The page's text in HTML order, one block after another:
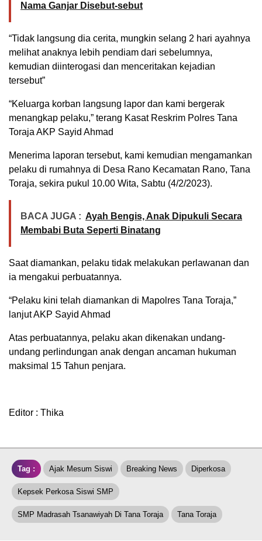
Nama Ganjar Disebut-sebut
“Tidak langsung dia cerita, mungkin selang 2 hari ayahnya
melihat anaknya lebih pendiam dari sebelumnya,
kemudian diinterogasi dan menceritakan kejadian
tersebut”
“Keluarga korban langsung lapor dan kami bergerak
menangkap pelaku,” terang Kasat Reskrim Polres Tana
Toraja AKP Sayid Ahmad
Menerima laporan tersebut, kami kemudian mengamankan
pelaku di rumahnya di Desa Rano Kecamatan Rano, Tana
Toraja, sekira pukul 10.00 Wita, Sabtu (4/2/2023).
BACA JUGA : Ayah Bengis, Anak Dipukuli Secara
Membabi Buta Seperti Binatang
Saat diamankan, pelaku tidak melakukan perlawanan dan
ia mengakui perbuatannya.
“Pelaku kini telah diamankan di Mapolres Tana Toraja,”
lanjut AKP Sayid Ahmad
Atas perbuatannya, pelaku akan dikenakan undang-
undang perlindungan anak dengan ancaman hukuman
maksimal 15 Tahun penjara.
Editor : Thika
Tag : Ajak Mesum Siswi Breaking News Diperkosa
Kepsek Perkosa Siswi SMP
SMP Madrasah Tsanawiyah Di Tana Toraja Tana Toraja